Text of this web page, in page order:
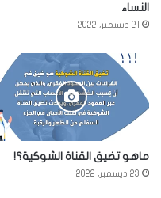
النساء
21 ديسمبر، 2022
ماهو تضيق القناة الشوكية؟!
23 ديسمبر، 2022